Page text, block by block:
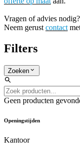
Vragen of advies nodig?
Neem gerust contact
Filters
Zoeken
Geen producten
Openingstijden
Kantoor